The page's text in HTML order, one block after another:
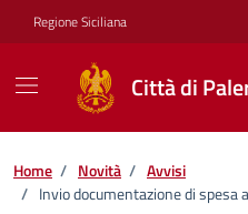
Vai ai contenuti
Vai al footer
Regione Siciliana
Città di
Home / Novità / Avvisi
/ Invio documentazione di